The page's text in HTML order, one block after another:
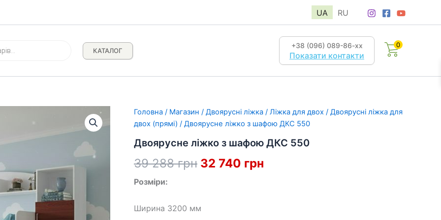
UA RU
КАТАЛОГ
+38 (096) 089-86-хх
Показати контакти
0
Головна / Магазин / Двоярусні ліжка / Ліжка для двох / Двоярусні ліжка для
двох (прямі) / Двоярусне ліжко з шафою ДКС 550
Двоярусне ліжко з шафою ДКС 550
39 288грн Оригінальна
32 740 грн
Розміри:
Ширина 3200 мм